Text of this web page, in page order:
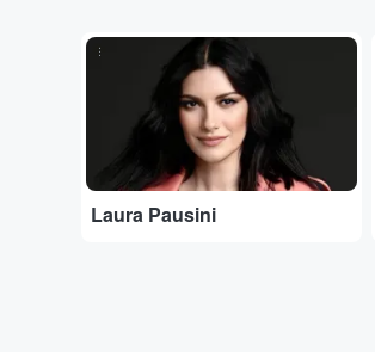
...
Laura Pausini